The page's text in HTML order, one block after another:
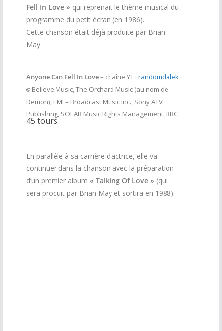
45 tours
Fell In Love » qui reprenait le thème musical du
programme du petit écran (en 1986).
Cette chanson était déjà produite par Brian
May.
Anyone Can Fell In Love– chaîne YT : randomdalek
©Believe Music, The Orchard Music (au nom de
Demon); BMI – Broadcast Music Inc., Sony ATV
Publishing, SOLAR Music Rights Management, BBC
En parallèle à sa carrière d’actrice, elle va
continuer dans la chanson avec la préparation
d’un premier album « Talking Of Love » (qui
sera produit par Brian May et sortira en 1988).